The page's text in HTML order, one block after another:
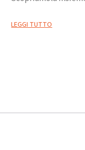
LEGGI TUTTO